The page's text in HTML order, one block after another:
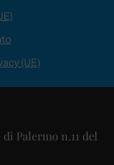
(UE)
Palermo n.11 del